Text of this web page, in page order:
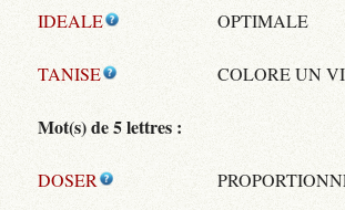
IDEALE OPTIMALE
TANISE COLORE UN
Mot(s) de 5 lettres :
DOSER